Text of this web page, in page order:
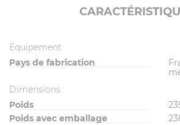
Equipement
Pays de fabrication
Dimensions
Poids
Poids avec emballage